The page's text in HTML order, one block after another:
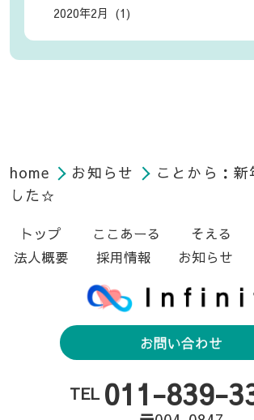
2020年2月 (1)
home お知らせ
ことから：
した☆
トップ ここあーる そえる
法人概要
採用情報 お知らせ
お問い合わせ
TEL 011-839-